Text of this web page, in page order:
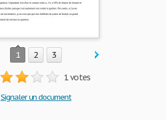
1 2 3
1 votes
Signaler un document